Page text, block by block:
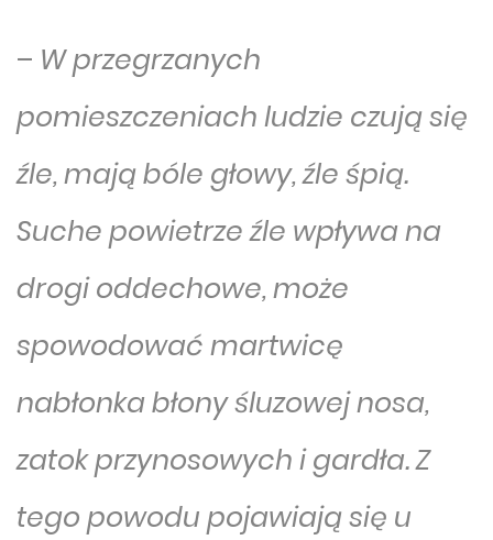
– W przegrzanych
pomieszczeniach ludzie czują się
źle, mają bóle głowy, źle śpią.
Suche powietrze źle wpływa na
drogi oddechowe, może
spowodować martwicę
nabłonka błony śluzowej nosa,
zatok przynosowych i gardła. Z
tego powodu pojawiają się u